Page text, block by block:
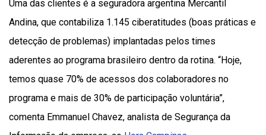
Uma das clientes é a seguradora argentina Mercantil
Andina, que contabiliza 1.145 ciberatitudes (boas práticas e
detecção de problemas) implantadas pelos times
aderentes ao programa brasileiro dentro da rotina. “Hoje,
temos quase 70% de acessos dos colaboradores no
programa e mais de 30% de participação voluntária”,
comenta Emmanuel Chavez, analista de Segurança da